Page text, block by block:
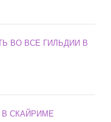
ВО ВСЕ ГИЛЬДИИ В
СКАЙРИМЕ